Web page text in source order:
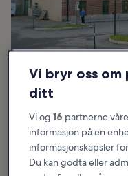
Foto:Øyvind Holmstad(CC
Perfekt for:Familier,
Vitensenteret i Trondheim
alle aldre. Det var en
Vi bryr oss
ditt
Vi og 16 partnerne
informasjon på en
informasjonskapsler
Du kan godta eller